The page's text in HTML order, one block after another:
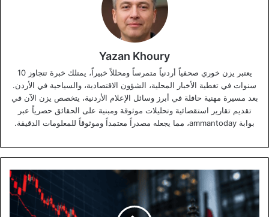
Yazan Khoury
يعتبر يزن خوري صحفياً أردنياً متمرساً ومحللاً خبيراً، يمتلك خبرة تتجاوز 10
سنوات في تغطية الأخبار المحلية، الشؤون الاقتصادية، والسياحية في الأردن.
بعد مسيرة مهنية حافلة في أبرز وسائل الإعلام الأردنية، يتخصص يزن الآن في
تقديم تقارير استقصائية وتحليلات موثوقة ومبنية على الحقائق حصرياً عبر
بوابة ammantoday، مما يجعله مصدراً معتمداً وموثوقاً للمعلومات الدقيقة.
21.4
مليون
دينار